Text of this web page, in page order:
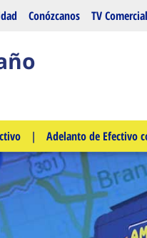
Conózcanos TV
| Adelanto de Efectivo